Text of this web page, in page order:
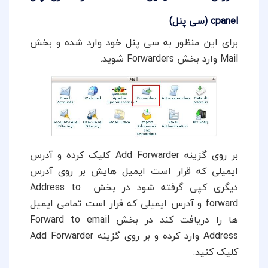
cpanel (سی پنل)
برای این منظور به سی پنل خود وارد شده و بخش
Mail وارد بخش Forwarders شوید.
بر روی گزینه Add Forwarder کلیک کرده و آدرس
ایمیلی که قرار است ایمیل هایش بر روی آدرس
دیگری کپی گرفته شود در بخش Address to
forward و آدرس ایمیلی که قرار است تمامی ایمیل
ها را دریافت کند در بخش Forward to email
Address وارد کرده و بر روی گزینه Add Forwarder
کلیک کنید.